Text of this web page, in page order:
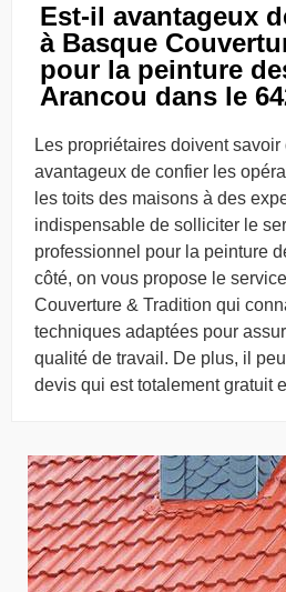
Est-il avantageux
à Basque
pour la peinture
Arancou dans le
Les propriétaires doivent savoir
avantageux de confier les
les toits des maisons à des
indispensable de solliciter le
professionnel pour la peinture
côté, on vous propose le
Couverture & Tradition qui
techniques adaptées pour
qualité de travail. De plus, il
devis qui est totalement gratuit